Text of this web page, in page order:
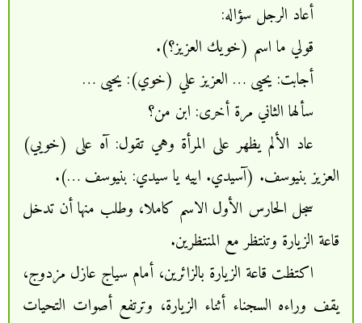
أعاد الرجل سؤاله:
قولي ما اسم (خويك العزيز؟).
أجابت: يحيى … العزيز علي (خوي): يحيى …
سألها الثاني مرة أخرى: ابن من؟
عاد الألم يظهر على المرأة وهي تقول: آه على (خويي)
العزيز بنيوسف. (آسيدي. اييه يا سيدي: بنيوسف …).
سجل الحارس الأول الاسم كاملا، وطلب منها أن تدخل
قاعة الزيارة وتنتظر مع المنتظرين.
اكتظت قاعة الزيارة بالزائرين، أمام سياج عازل مزدوج،
يقف وراءه السجناء أثناء الزيارة، وترتفع أصوات التحيات